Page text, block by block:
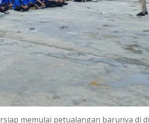
memulai petualangan barunya di